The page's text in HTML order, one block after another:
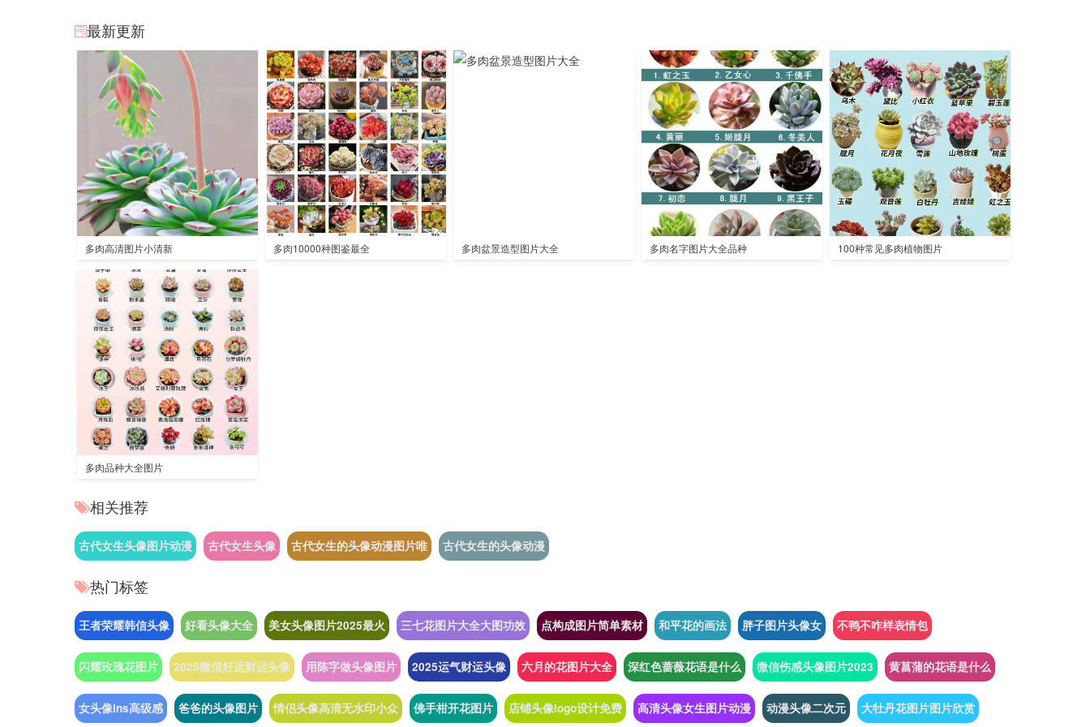
最新更新
多肉高清图片小清新 多肉10000种图鉴最全 多肉盆景造型图片大全 多肉名字图片大全品种 100种常见多肉植物图片
多肉品种大全图片
相关推荐
古代女生头像图片动漫 古代女生头像 古代女生的头像动漫图片唯 古代女生的头像动漫
热门标签
王者荣耀韩信头像 好看头像大全 美女头像图片2025最火 三七花图片大全大图功效 点构成图片简单素材 和平花的画法 胖子图片头像女 不鸭不咋样表情包
闪耀玫瑰花图片 2025微信好运财运头像 用陈字做头像图片 2025运气财运头像 六月的花图片大全 深红色蔷薇花语是什么 微信伤感头像图片2023 黄菖蒲的花语是什么
女头像ins高级感 爸爸的头像图片 情侣头像高清无水印小众 佛手柑开花图片 店铺头像logo设计免费 高清头像女生图片动漫 动漫头像二次元 大牡丹花图片图片欣赏